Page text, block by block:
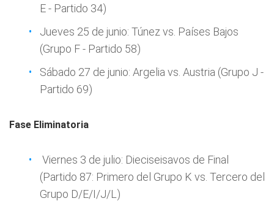
E - Partido 34)
Jueves 25 de junio: Túnez vs. Países Bajos
(Grupo F - Partido 58)
Sábado 27 de junio: Argelia vs. Austria (Grupo J -
Partido 69)
Fase Eliminatoria
Viernes 3 de julio: Dieciseisavos de Final
(Partido 87: Primero del Grupo K vs. Tercero del
Grupo D/E/I/J/L)